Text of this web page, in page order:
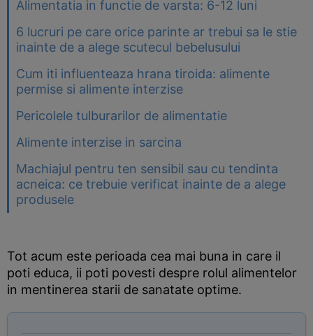
Alimentatia in functie de varsta: 6-12 luni
6 lucruri pe care orice parinte ar trebui sa le stie
inainte de a alege scutecul bebelusului
Cum iti influenteaza hrana tiroida: alimente
permise si alimente interzise
Pericolele tulburarilor de alimentatie
Alimente interzise in sarcina
Machiajul pentru ten sensibil sau cu tendinta
acneica: ce trebuie verificat inainte de a alege
produsele
Tot acum este perioada cea mai buna in care il
poti educa, ii poti povesti despre rolul alimentelor
in mentinerea starii de sanatate optime.